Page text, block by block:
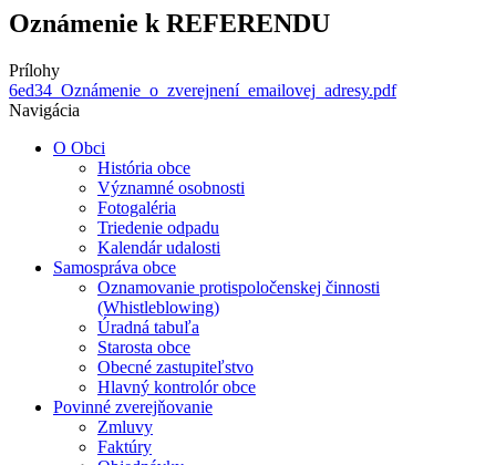
Oznámenie k REFERENDU
Prílohy
6ed34_Oznámenie_o_zverejnení_emailovej_adresy.pdf
Navigácia
O Obci
História obce
Významné osobnosti
Fotogaléria
Triedenie odpadu
Kalendár udalosti
Samospráva obce
Oznamovanie protispoločenskej činnosti
(Whistleblowing)
Úradná tabuľa
Starosta obce
Obecné zastupiteľstvo
Hlavný kontrolór obce
Povinné zverejňovanie
Zmluvy
Faktúry